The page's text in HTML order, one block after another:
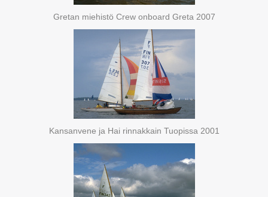
Gretan miehistö Crew onboard Greta 2007
Kansanvene ja Hai rinnakkain Tuopissa 2001